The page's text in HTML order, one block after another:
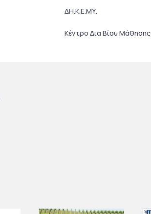
ΔΗ.Κ.Ε.ΜΥ.
Κέντρο Δια Βίου Μάθησης